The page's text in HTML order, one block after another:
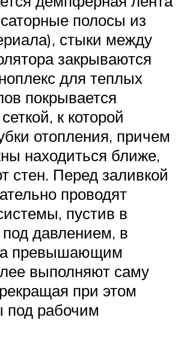
полосы из
стыки между
закрываются
для теплых
покрывается
к которой
отопления, причем
находиться ближе,
стен. Перед заливкой
проводят
пустив в
под давлением, в
превышающим
выполняют саму
при этом
под рабочим